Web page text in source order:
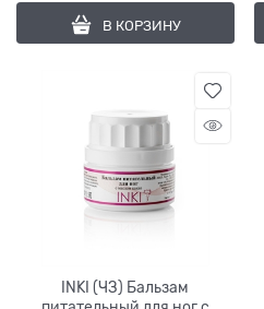
В КОРЗИНУ
INKI (ЧЗ) Бальзам